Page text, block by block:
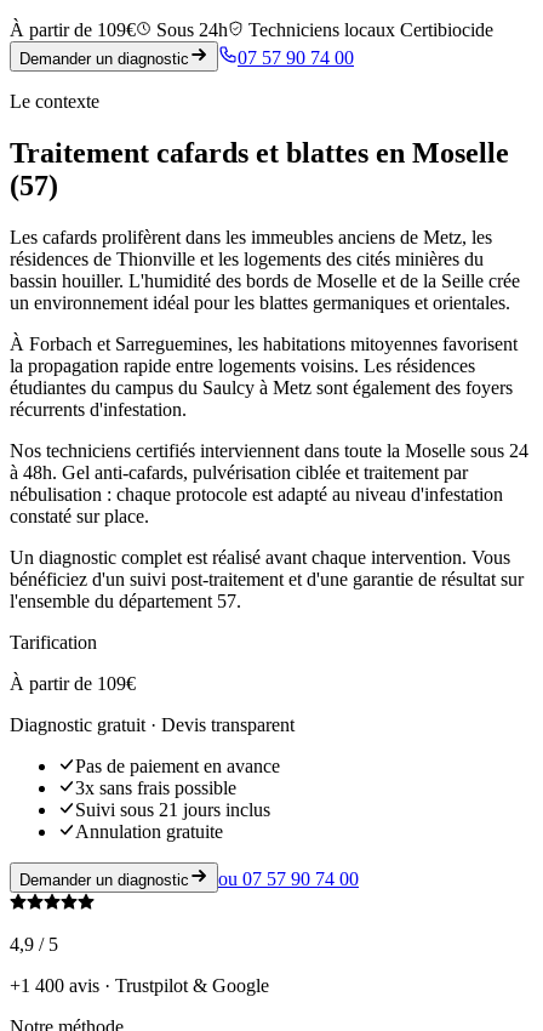
À partir de 109€
Sous 24h Techniciens locaux Certibiocide
Demander un diagnostic 07 57 90 74 00
Le contexte
Traitement cafards et blattes en Moselle
(57)
Les cafards prolifèrent dans les immeubles anciens de Metz, les
résidences de Thionville et les logements des cités minières du
bassin houiller. L'humidité des bords de Moselle et de la Seille crée
un environnement idéal pour les blattes germaniques et orientales.
À Forbach et Sarreguemines, les habitations mitoyennes favorisent
la propagation rapide entre logements voisins. Les résidences
étudiantes du campus du Saulcy à Metz sont également des foyers
récurrents d'infestation.
Nos techniciens certifiés interviennent dans toute la Moselle sous 24
à 48h. Gel anti-cafards, pulvérisation ciblée et traitement par
nébulisation : chaque protocole est adapté au niveau d'infestation
constaté sur place.
Un diagnostic complet est réalisé avant chaque intervention. Vous
bénéficiez d'un suivi post-traitement et d'une garantie de résultat sur
l'ensemble du département 57.
Tarification
À partir de 109€
Diagnostic gratuit · Devis transparent
Pas de paiement en avance
3x sans frais possible
Suivi sous 21 jours inclus
Annulation gratuite
Demander un diagnostic ou 07 57 90 74 00
4,9 / 5
+1 400 avis · Trustpilot & Google
Notre méthode